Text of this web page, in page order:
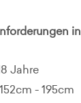
in
Jahre
- 195cm